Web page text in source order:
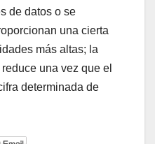
de datos o se
una cierta
más altas; la
una vez que el
determinada de